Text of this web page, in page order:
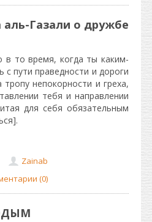
Газали о дружбе
в то время, когда ты каким-
пути праведности и дороги
тропу непокорности и греха,
тебя и направлении
для себя обязательным
Zainab
(0)